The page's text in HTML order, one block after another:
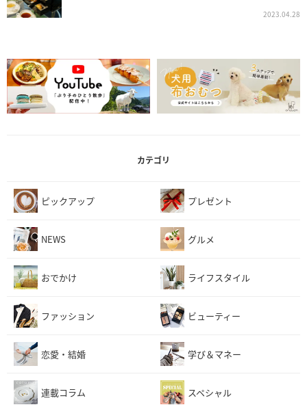
2023.04.28
カテゴリ
ピックアップ プレゼント
NEWS グルメ
おでかけ ライフスタイル
ファッション ビューティー
恋愛・結婚 学び＆マネー
連載コラム スペシャル